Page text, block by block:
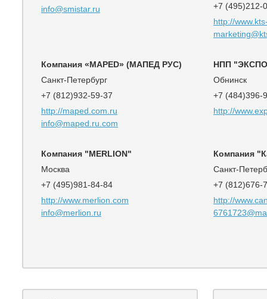
info@smistar.ru
+7 (495)212-
http://
Компания «MAPED» (МАПЕД РУС)
Санкт-Петербург
+7 (812)932-59-37
http://maped.com.ru
info@maped.ru.com
НПП
Обнинск
+7 (484)396-
http://
Компания "MERLION"
Москва
+7 (495)981-84-84
http://www.merlion.com
info@merlion.ru
Компания
Санкт-
+7 (812)676-
http://